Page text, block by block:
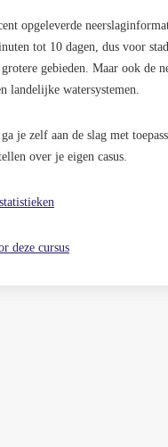
opgeleverde
tot 10 dagen, dus voor
gebieden. Maar ook de
landelijke watersystemen.
je zelf aan de slag met
over je eigen casus.
deze cursus